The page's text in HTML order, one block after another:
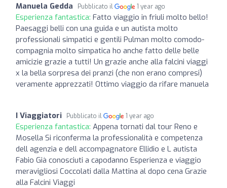
Manuela Gedda Pubblicato il 1 year ago
Esperienza fantastica: Fatto viaggio in friuli molto bello!
Paesaggi belli con una guida e un autista molto
professionali simpatici e gentili Pulman molto comodo-
compagnia molto simpatica ho anche fatto delle belle
amicizie grazie a tutti! Un grazie anche alla falcini viaggi
x la bella sorpresa dei pranzi (che non erano compresi)
veramente apprezzati! Ottimo viaggio da rifare manuela
I Viaggiatori Pubblicato il 1 year ago
Esperienza fantastica: Appena tornati dal tour Reno e
Mosella Si riconferma la professionalità e competenza
dell agenzia e dell accompagnatore Ellidio e L autista
Fabio Già conosciuti a capodanno Esperienza e viaggio
meravigliosi Coccolati dalla Mattina al dopo cena Grazie
alla Falcini Viaggi